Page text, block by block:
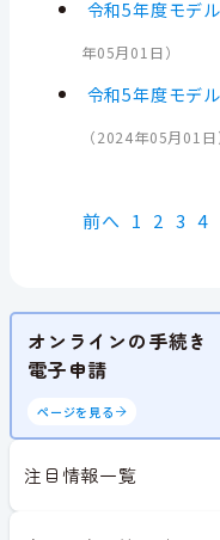
令和5年度モデ
年05月01日 ）
令和5年度モデ
（2024年05月01日
前へ 1 2 3 4
オンラインの手続き
電子申請
ページを見る
注目情報一覧